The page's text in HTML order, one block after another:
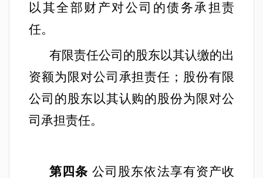
以其全部财产对公司的债务承担责
任。
有限责任公司的股东以其认缴的出
资额为限对公司承担责任；股份有限
公司的股东以其认购的股份为限对公
司承担责任。
第四条 公司股东依法享有资产收